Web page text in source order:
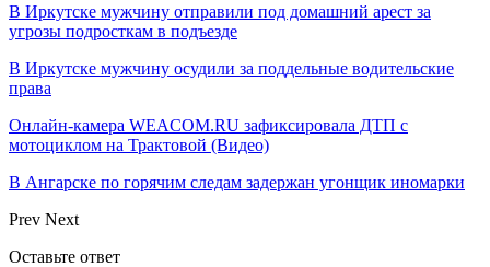
В Иркутске мужчину отправили под домашний арест за
угрозы подросткам в подъезде
В Иркутске мужчину осудили за поддельные водительские
права
Онлайн-камера WEACOM.RU зафиксировала ДТП с
мотоциклом на Трактовой (Видео)
В Ангарске по горячим следам задержан угонщик иномарки
Prev Next
Оставьте ответ